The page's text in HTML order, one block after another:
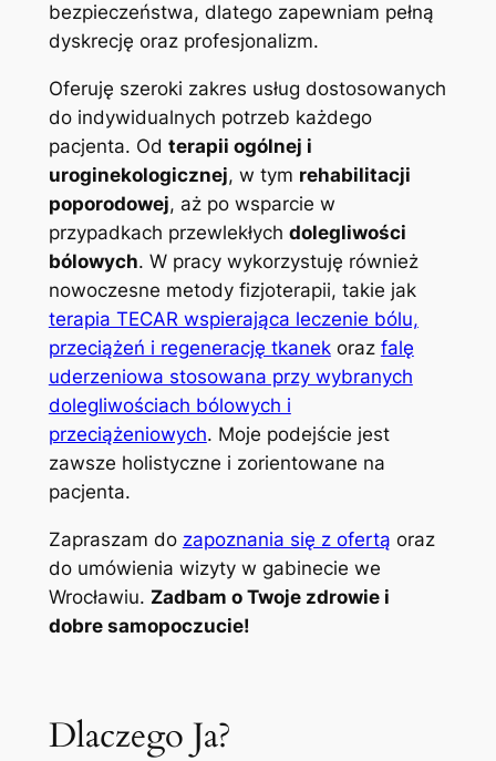
bezpieczeństwa, dlatego zapewniam pełną
dyskrecję oraz profesjonalizm.
Oferuję szeroki zakres usług dostosowanych
do indywidualnych potrzeb każdego
pacjenta. Od terapii ogólnej i
uroginekologicznej, w tym rehabilitacji
poporodowej, aż po wsparcie w
przypadkach przewlekłych dolegliwości
bólowych. W pracy wykorzystuję również
nowoczesne metody fizjoterapii, takie jak
terapia TECAR wspierająca leczenie bólu,
przeciążeń i regenerację tkanekoraz falę
uderzeniowa stosowana przy wybranych
dolegliwościach bólowych i
przeciążeniowych. Moje podejście jest
zawsze holistyczne i zorientowane na
pacjenta.
Zapraszam do zapoznania się z ofertą oraz
do umówienia wizyty w gabinecie we
Wrocławiu. Zadbam o Twoje zdrowie i
dobre samopoczucie!
Dlaczego Ja?